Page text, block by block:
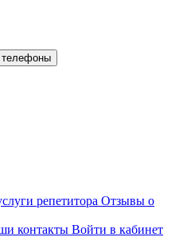
репетитора Отзывы о
контакты Войти в кабинет